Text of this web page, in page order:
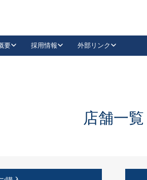
抗ウイルス・抗菌製品
要 採用情報 外部リンク
LinkedIn店舗一覧